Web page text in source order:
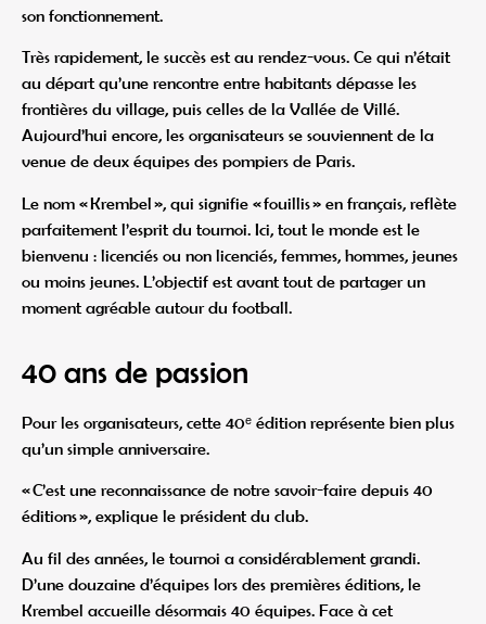
son fonctionnement.
Très rapidement, le succès est au rendez-vous. Ce qui n’était
au départ qu’une rencontre entre habitants dépasse les
frontières du village, puis celles de la Vallée de Villé.
Aujourd’hui encore, les organisateurs se souviennent de la
venue de deux équipes des pompiers de Paris.
Le nom « Krembel », qui signifie « fouillis » en français, reflète
parfaitement l’esprit du tournoi. Ici, tout le monde est le
bienvenu : licenciés ou non licenciés, femmes, hommes, jeunes
ou moins jeunes. L’objectif est avant tout de partager un
moment agréable autour du football.
40 ans de passion
Pour les organisateurs, cette 40ᵉ édition représente bien plus
qu’un simple anniversaire.
« C’est une reconnaissance de notre savoir-faire depuis 40
éditions », explique le président du club.
Au fil des années, le tournoi a considérablement grandi.
D’une douzaine d’équipes lors des premières éditions, le
Krembel accueille désormais 40 équipes. Face à cet